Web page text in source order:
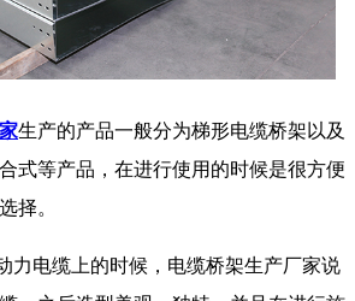
生产的产品一般分为梯形电缆桥架以及
式等产品，在进行使用的时候是很方便
择。
力电缆上的时候，电缆桥架生产厂家说